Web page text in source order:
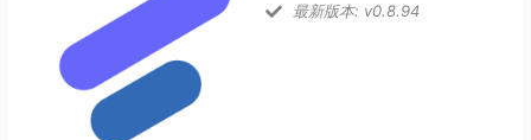
最新版本: v0.8.94